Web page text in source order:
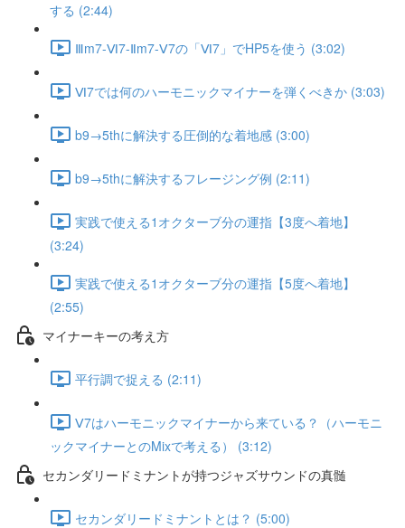
する (2:44)
Ⅲm7-Ⅵ7-Ⅱm7-Ⅴ7の「Ⅵ7」でHP5を使う (3:02)
Ⅵ7では何のハーモニックマイナーを弾くべきか (3:03)
b9→5thに解決する圧倒的な着地感 (3:00)
b9→5thに解決するフレージング例 (2:11)
実践で使える1オクターブ分の運指【3度へ着地】
(3:24)
実践で使える1オクターブ分の運指【5度へ着地】
(2:55)
マイナーキーの考え方
平行調で捉える (2:11)
Ⅴ7はハーモニックマイナーから来ている？（ハーモニ
ックマイナーとのMixで考える） (3:12)
セカンダリードミナントが持つジャズサウンドの真髄
セカンダリードミナントとは？ (5:00)